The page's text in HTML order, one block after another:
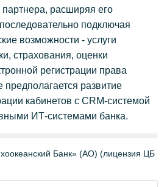
расширяя его
подключая
возможности - услуги
страхования, оценки
регистрации права
предполагается развитие
кабинетов с CRM-системой
ИТ-системами банка.
Банк» (АО) (лицензия ЦБ